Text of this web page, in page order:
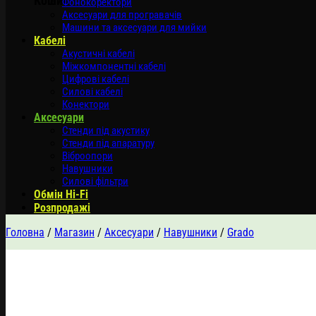
Аксесуари для програвачів
Машини та аксесуари для мийки
Кабелі
Акустичні кабелі
Міжкомпонентні кабелі
Цифрові кабелі
Силові кабелі
Конектори
Аксесуари
Стенди під акустику
Стенди під апаратуру
Віброопори
Навушники
Силові фільтри
Обмін Hi-Fi
Розпродажі
Головна / Магазин / Аксесуари / Навушники / Grado